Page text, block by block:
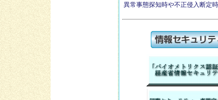
異常事態探知時や不正侵入断定